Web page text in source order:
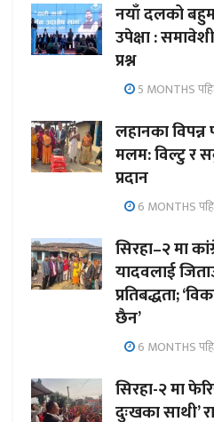
नयाँ दलको
उपेक्षा :
प्रश्न
5 MONTHS
लहानका विपन्न
मलम: विल्टु र
प्रदान
6 MONTHS
सिरहा–२ मा
यादवलाई
प्रतिबद्धता;
छैन’
6 MONTHS
सिरहा-२ मा
दुःखका साथी’